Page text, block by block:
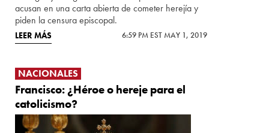
acusan en una carta abierta de cometer herejía y
piden la censura episcopal.
LEER MÁS 6:59 PM EST MAY 1, 2019
NACIONALES
Francisco: ¿Héroe o hereje para el
catolicismo?